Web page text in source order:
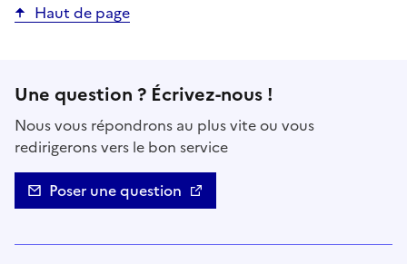
Haut de page
Une question ? Écrivez-nous !
Nous vous répondrons au plus vite ou vous
redirigerons vers le bon service
Poser une question